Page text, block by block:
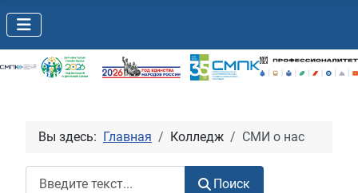
Вы здесь: Главная Колледж СМИ о нас
Поиск